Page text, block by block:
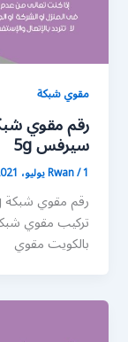
مقوي شبكة
سيرفس 5g
Rwan/1 يوليو، 2021
تركيب مقوي
بالكويت مقوي